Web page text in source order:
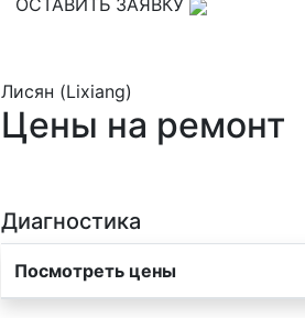
ОСТАВИТЬ ЗАЯВКУ
Лисян (Lixiang)
Цены на ремонт
Диагностика
Посмотреть цены